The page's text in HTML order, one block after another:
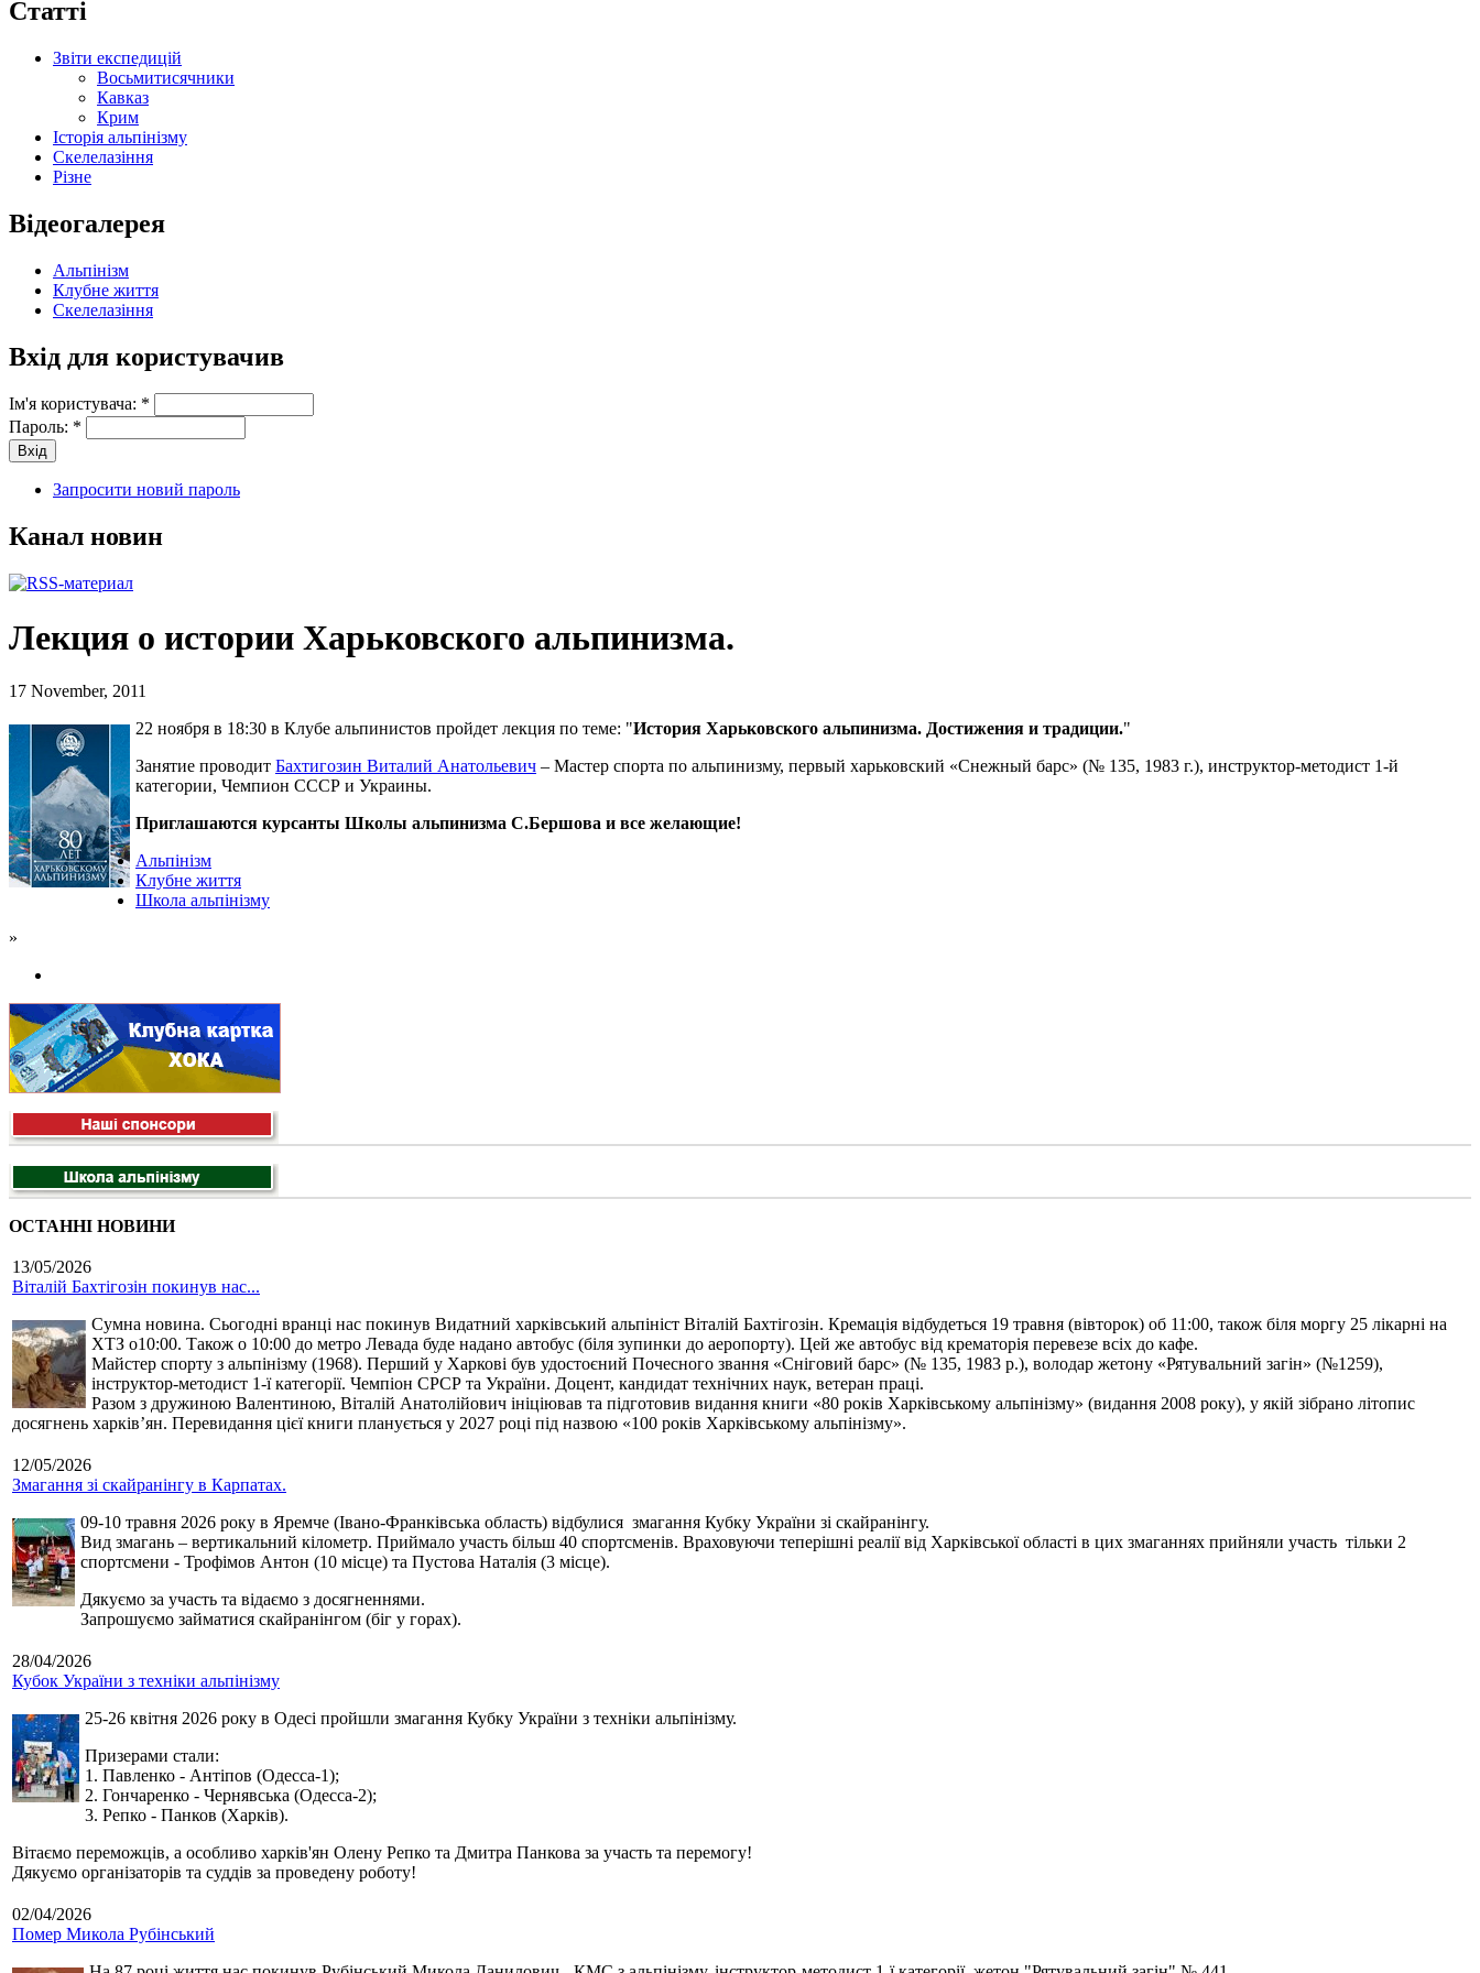
Статті
Звіти експедицій
Восьмитисячники
Кавказ
Крим
Історія альпінізму
Скелелазіння
Різне
Відеогалерея
Альпінізм
Клубне життя
Скелелазіння
Вхід для користувачив
Ім'я користувача: *
Пароль: *
Запросити новий пароль
Канал новин
Лекция о истории Харьковского альпинизма.
17 November, 2011
22 ноября в 18:30 в Клубе альпинистов пройдет лекция по теме: "История Харьковского альпинизма. Достижения и традиции."
Занятие проводит Бахтигозин Виталий Анатольевич – Мастер спорта по альпинизму, первый харьковский «Снежный барс» (№ 135, 1983 г.), инструктор-методист 1-й
категории, Чемпион СССР и Украины.
Приглашаются курсанты Школы альпинизма С.Бершова и все желающие!
Альпінізм
Клубне життя
Школа альпінізму
»
ОСТАННІ НОВИНИ
13/05/2026
Віталій Бахтігозін покинув нас...
Сумна новина. Сьогодні вранці нас покинув Видатний харківський альпініст Віталій Бахтігозін. Кремація відбудеться 19 травня (вівторок) об 11:00, також біля моргу 25 лікарні на
ХТЗ о10:00. Також о 10:00 до метро Левада буде надано автобус (біля зупинки до аеропорту). Цей же автобус від крематорія перевезе всіх до кафе.
Майстер спорту з альпінізму (1968). Перший у Харкові був удостоєний Почесного звання «Сніговий барс» (№ 135, 1983 р.), володар жетону «Рятувальний загін» (№1259),
інструктор-методист 1-ї категорії. Чемпіон СРСР та України. Доцент, кандидат технічних наук, ветеран праці.
Разом з дружиною Валентиною, Віталій Анатолійович ініціював та підготовив видання книги «80 років Харківському альпінізму» (видання 2008 року), у якій зібрано літопис
досягнень харків’ян. Перевидання цієї книги планується у 2027 році під назвою «100 років Харківському альпінізму».
12/05/2026
Змагання зі скайранінгу в Карпатах.
09-10 травня 2026 року в Яремче (Івано-Франківська область) відбулися змагання Кубку України зі скайранінгу.
Вид змагань – вертикальний кілометр. Приймало участь більш 40 спортсменів. Враховуючи теперішні реалії від Харківської області в цих змаганнях прийняли участь тільки 2
спортсмени - Трофімов Антон (10 місце) та Пустова Наталія (3 місце).
Дякуємо за участь та відаємо з досягненнями.
Запрошуємо займатися скайранінгом (біг у горах).
28/04/2026
Кубок України з техніки альпінізму
25-26 квітня 2026 року в Одесі пройшли змагання Кубку України з техніки альпінізму.
Призерами стали:
1. Павленко - Антіпов (Одесса-1);
2. Гончаренко - Чернявська (Одесса-2);
3. Репко - Панков (Харків).
Вітаємо переможців, а особливо харків'ян Олену Репко та Дмитра Панкова за участь та перемогу!
Дякуємо організаторів та суддів за проведену роботу!
02/04/2026
Помер Микола Рубінський